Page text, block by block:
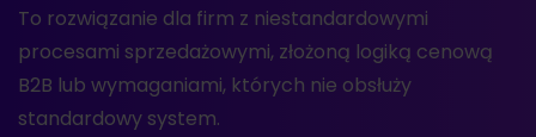
To rozwiązanie dla firm z niestandardowymi
procesami sprzedażowymi, złożoną logiką cenową
B2B lub wymaganiami, których nie obsłuży
standardowy system.